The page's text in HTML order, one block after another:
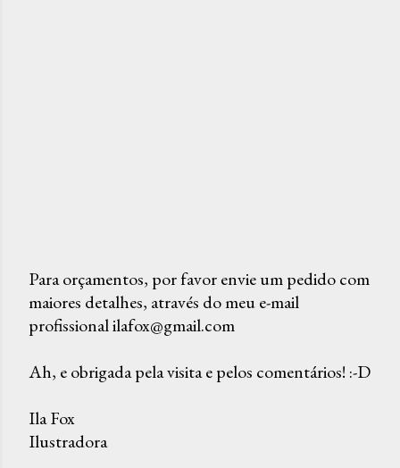
P
o
t
r
u
Para orçamentos, por favor envie um pedido com
maiores detalhes, através do meu e-mail
profissional ilafox@gmail.com
Ah, e obrigada pela visita e pelos comentários! :-D
Ila Fox
Ilustradora